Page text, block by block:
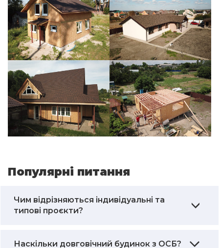
Популярні питання
Чим відрізняються індивідуальні та
типові проєкти?
Наскільки довговічний будинок з ОСБ?